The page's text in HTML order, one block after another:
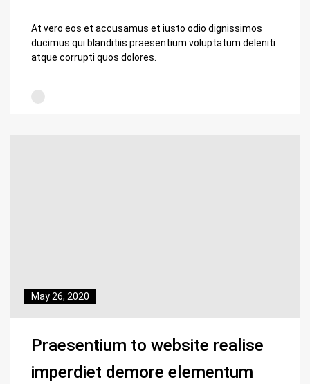
At vero eos et accusamus et iusto odio dignissimos
ducimus qui blanditiis praesentium voluptatum deleniti
atque corrupti quos dolores.
May 26, 2020
Praesentium to website realise
imperdiet demore elementum